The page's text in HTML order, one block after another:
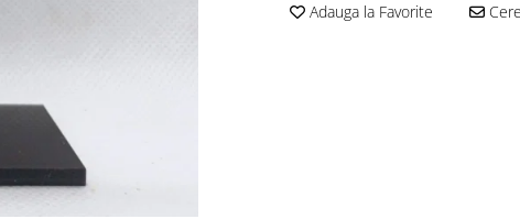
Adauga la Favorite